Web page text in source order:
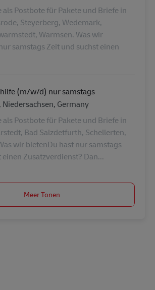
als Postbote für Pakete und Briefe in
Steyerberg, Wedemark,
Warmsen. Was wir
samstags Zeit und suchst einen
(m/w/d) nur samstags
Germany
als Postbote für Pakete und Briefe in
Bad Salzdetfurth, Schellerten,
wir bietenDu hast nur samstags
Zusatzverdienst? Dan...
Meer Tonen